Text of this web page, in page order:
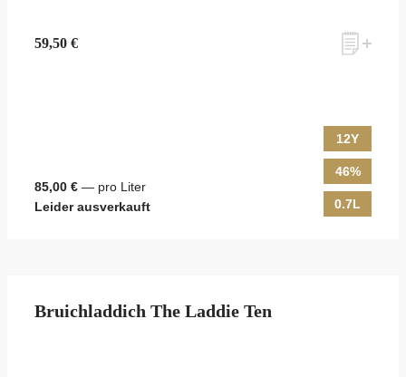
59,50 €
85,00 € — pro Liter
Leider ausverkauft
12Y
46%
0.7L
Bruichladdich The Laddie Ten